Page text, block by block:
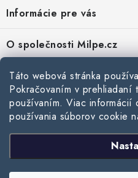
Táto webová stránka
Pokračovaním v prehliadaní
používaním. Viac informácií
používania súborov cookie
p
ä
t
Informácie pre vás
Reklamace a vrácení zboží
Zásady používania súborov cookie
Podmínky ochrany osobních údajů
Obchodní podmínky
Mapa webu Milpe.sk
O společnosti Milpe.cz
Často sa nás pýtate
O spoločnosti Milpe
Kontakty
Kontaktné informácie
O spoločnosti Milpe
Stavebný blog
Ako vybrať správnu difúznu fóliu
Žalúzie do spálne: Ako vybrať
Prijímame online platby